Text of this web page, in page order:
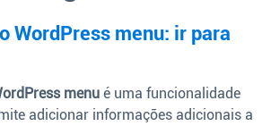
WordPress menu: ir para
menu é uma funcionalidade
adicionar informações adicionais a